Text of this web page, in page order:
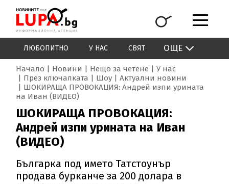
ЛЮБОПИТНО У НАС СВЯТ ОЩЕ
Начало Новини Нещо за четене
У нас
През ключалката
Шоу
Актуални новини
ШОКИРАЩА ПРОВОКАЦИЯ: Андрей изпи урината
на Иван (ВИДЕО)
ШОКИРАЩА ПРОВОКАЦИЯ:
Андрей изпи урината на Иван
(ВИДЕО)
Българка под името Татстоунър
продава бурканче за 200 долара в